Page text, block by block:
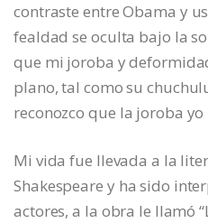
contraste entre Obama y
fealdad se oculta bajo la
que mi joroba y
plano, tal como su
reconozco que la joroba
Mi vida fue llevada a la
Shakespeare y ha sido
actores, a la obra le llamó